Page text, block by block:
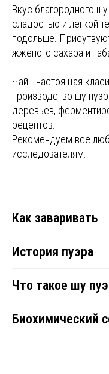
Вкус благородного
сладостью и легкой
подольше.
жженого сахара и
Чай - настоящая
производство шу
деревьев,
рецептов.
Рекомендуем все
исследователям.
Как заваривать
История пуэра
Что такое шу
Биохимический